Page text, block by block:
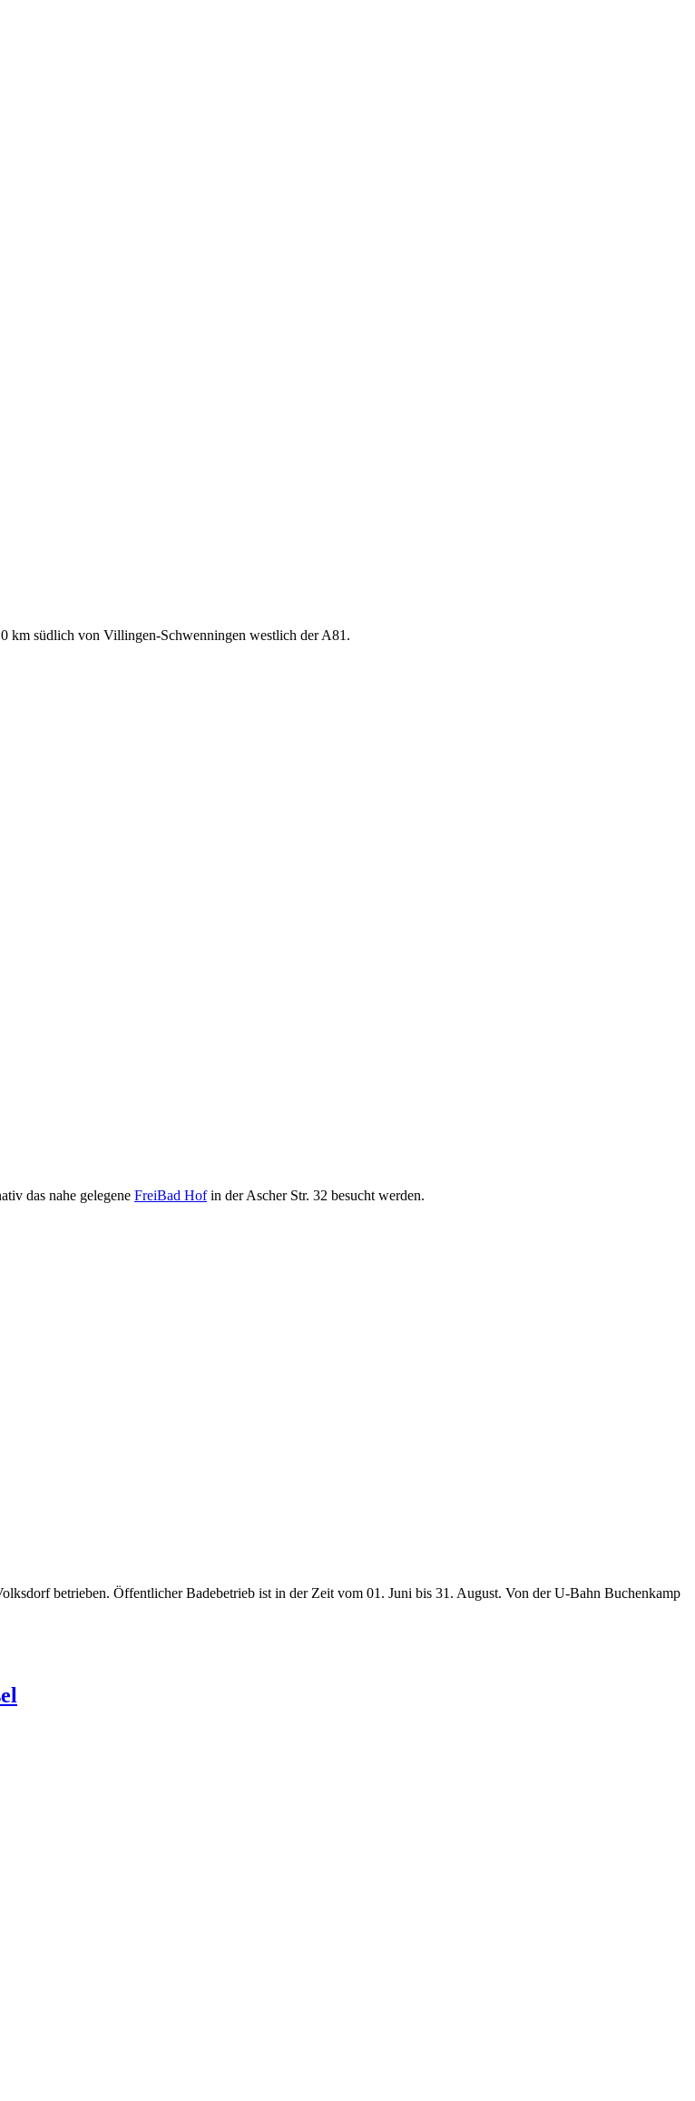
km südlich von Villingen-Schwenningen westlich der A81.
das nahe gelegene FreiBad Hofin der Ascher Str. 32 besucht werden.
betrieben. Öffentlicher Badebetrieb ist in der Zeit vom 01. Juni bis 31. August. Von der U-Bahn Buchenkamp